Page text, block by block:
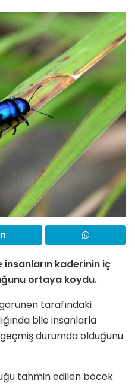
insanların kaderinin iç
ortaya koydu.
tarafındaki
bile insanlarla
durumda olduğunu
tahmin edilen böcek